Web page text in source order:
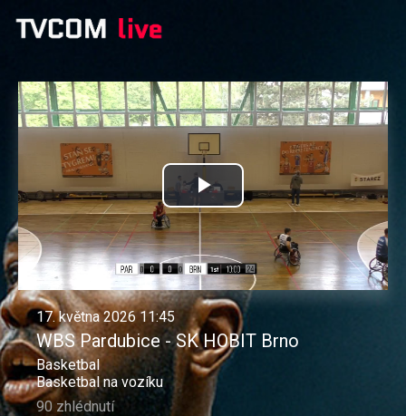
Přehrát
video
17. května 2026 11:45
WBS Pardubice - SK HOBIT Brno
Basketbal
Basketbal na vozíku
90 zhlédnutí